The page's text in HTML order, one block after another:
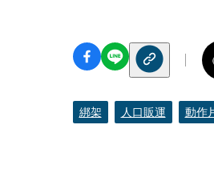
綁架 人口販運 動作